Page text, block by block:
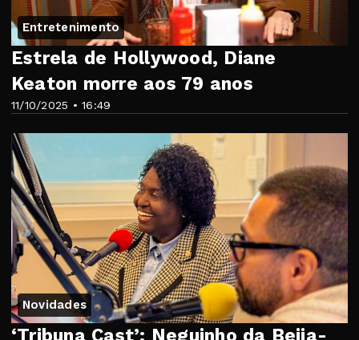
Entretenimento
11/10/2025 • 16:49
Estrela de Hollywood, Diane
Keaton morre aos 79 anos
Novidades
‘Tribuna Cast’: Neguinho da Beija-